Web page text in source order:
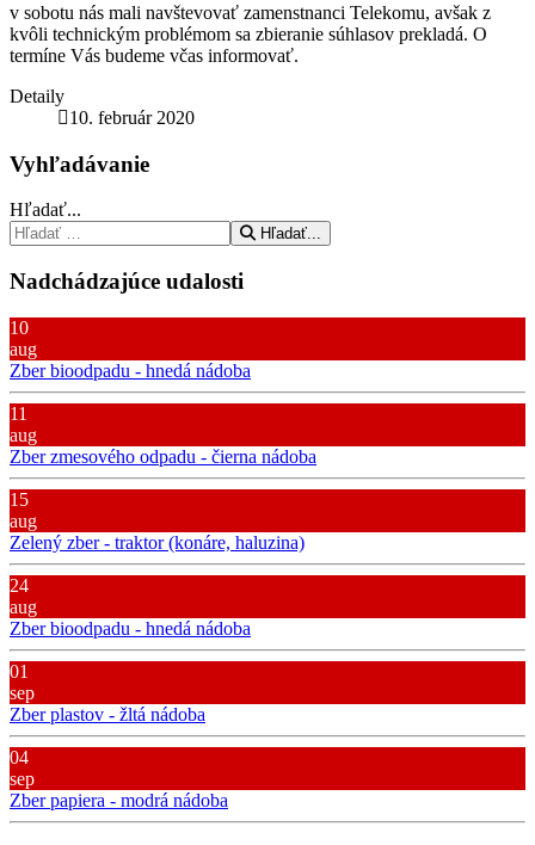
v sobotu nás mali navštevovať zamenstnanci Telekomu, avšak z
kvôli technickým problémom sa zbieranie súhlasov prekladá. O
termíne Vás budeme včas informovať.
Detaily
10. február 2020
Vyhľadávanie
Hľadať...
Hľadať...
Nadchádzajúce udalosti
10
aug
Zber bioodpadu - hnedá nádoba
11
aug
Zber zmesového odpadu - čierna nádoba
15
aug
Zelený zber - traktor (konáre, haluzina)
24
aug
Zber bioodpadu - hnedá nádoba
01
sep
Zber plastov - žltá nádoba
04
sep
Zber papiera - modrá nádoba